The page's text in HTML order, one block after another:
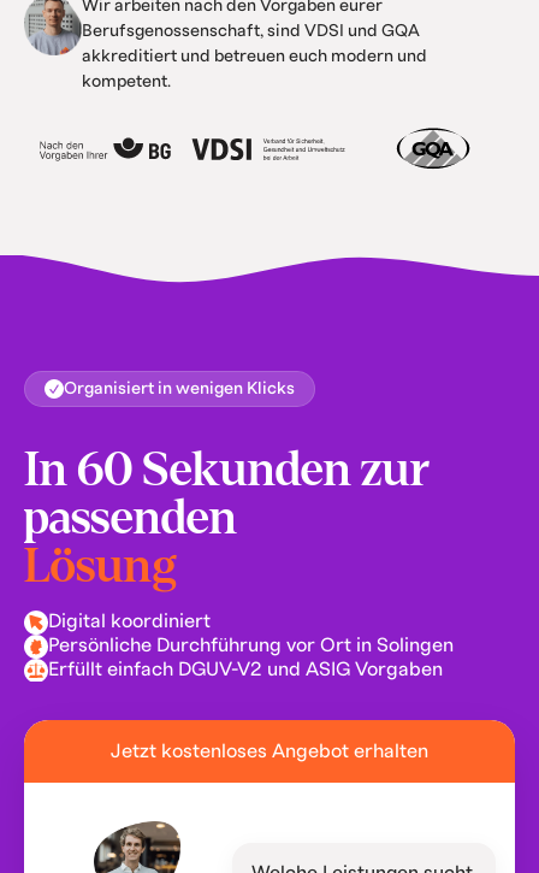
Wir arbeiten nach den Vorgaben eurer
Berufsgenossenschaft, sind VDSI und GQA
akkreditiert und betreuen euch modern und
kompetent.
Organisiert in wenigen Klicks
In 60 Sekunden zur
passenden
Lösung
Digital koordiniert
Persönliche Durchführung vor Ort in Solingen
Erfüllt einfach DGUV-V2 und ASIG Vorgaben
Jetzt kostenloses Angebot erhalten